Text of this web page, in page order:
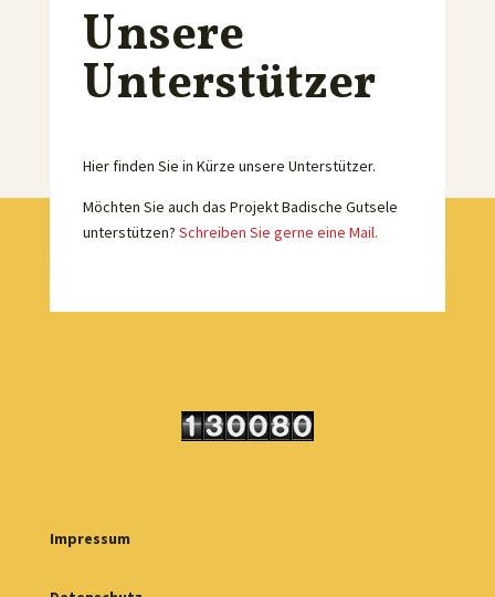
Unsere
Unterstützer
Hier finden Sie in Kürze unsere Unterstützer.
Möchten Sie auch das Projekt Badische Gutsele
unterstützen? Schreiben Sie gerne eine Mail.
Impressum